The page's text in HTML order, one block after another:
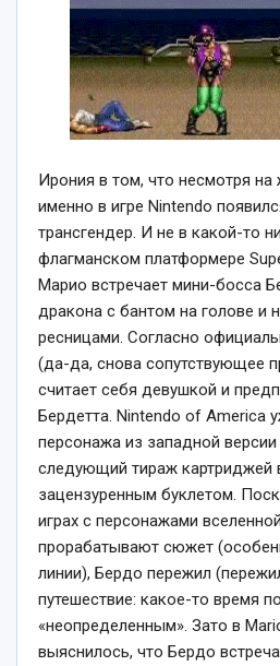
Ирония в том, что несмотря на
именно в игре Nintendo
трансгендер. И не в какой-то
флагманском платформере
Марио встречает мини-босса
дракона с бантом на голове и
ресницами. Согласно
(да-да, снова сопутствующее
считает себя девушкой и
Бердетта. Nintendo of America
персонажа из западной
следующий тираж картриджей
зацензуренным буклетом.
играх с персонажами
прорабатывают сюжет
линии), Бердо пережил
путешествие: какое-то время
«неопределенным». Зато в
выяснилось, что Бердо